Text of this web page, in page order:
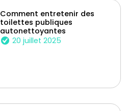
Comment entretenir des
toilettes publiques
autonettoyantes
20 juillet 2025